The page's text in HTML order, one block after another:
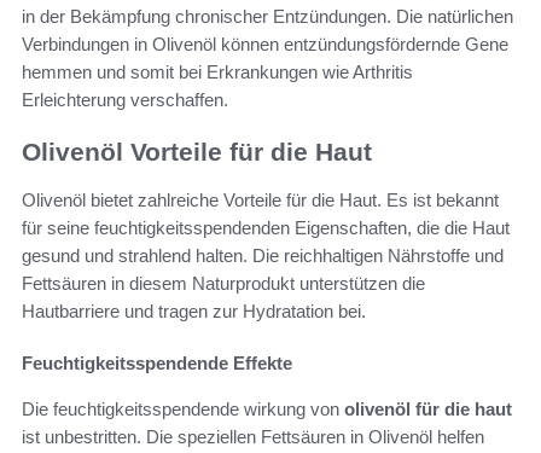
in der Bekämpfung chronischer Entzündungen. Die natürlichen
Verbindungen in Olivenöl können entzündungsfördernde Gene
hemmen und somit bei Erkrankungen wie Arthritis
Erleichterung verschaffen.
Olivenöl Vorteile für die Haut
Olivenöl bietet zahlreiche Vorteile für die Haut. Es ist bekannt
für seine feuchtigkeitsspendenden Eigenschaften, die die Haut
gesund und strahlend halten. Die reichhaltigen Nährstoffe und
Fettsäuren in diesem Naturprodukt unterstützen die
Hautbarriere und tragen zur Hydratation bei.
Feuchtigkeitsspendende Effekte
Die feuchtigkeitsspendende wirkung von olivenöl für die haut
ist unbestritten. Die speziellen Fettsäuren in Olivenöl helfen